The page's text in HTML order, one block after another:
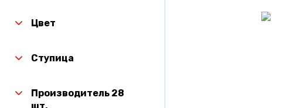
Цвет
Ступица
Производитель 28